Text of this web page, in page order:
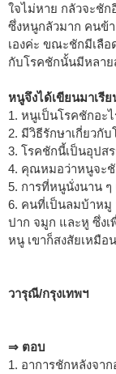
ใจไม่หาย กลัวจะชัก
ซึ่งหนูกลัวมาก คนข้า
เองค่ะ ขณะชักมีเลื
กับโรคชักนั้นมีหลาย
หนูจึงได้เขียนมาเรี
1. หนูเป็นโรคชักอะ
2. มีวิธีรักษาเกี่ยวกั
3. โรคชักนี้เป็นอุปส
4. คุณหมอว่าหนูจะชั
5. การที่หนูนั่งนาน ๆ
6. คนที่เป็นลมบ้าหมู
ปาก จมูก และหู ซึ่งเ
หนู เขาก็สงสัยเหมือ
วารุณี/กรุงเทพฯ
⇒ ตอบ
1. อาการชักหลังจา